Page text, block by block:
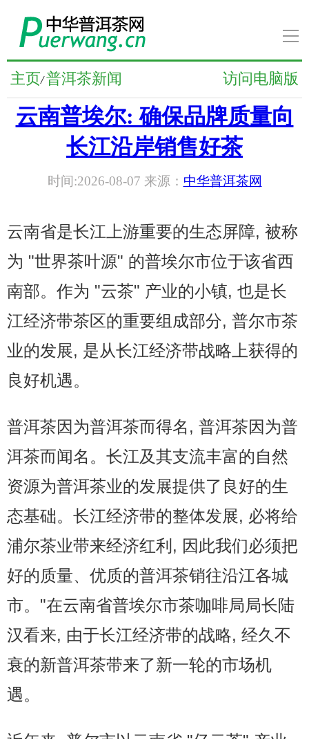
导
普洱茶知识
普洱茶文化
普洱茶养生
普洱茶品牌
普洱茶评测
普洱茶产品
普洱茶美容
茶商茶农
茶具茶几
访问电脑版
主页/ 普洱茶新闻
云南普埃尔: 确保品牌质量向
长江沿岸销售好茶
时间:2026-08-07 来源： 中华普洱茶网
云南省是长江上游重要的生态屏障, 被称
为 "世界茶叶源" 的普埃尔市位于该省西
南部。作为 "云茶" 产业的小镇, 也是长
江经济带茶区的重要组成部分, 普尔市茶
业的发展, 是从长江经济带战略上获得的
良好机遇。
普洱茶因为普洱茶而得名, 普洱茶因为普
洱茶而闻名。长江及其支流丰富的自然
资源为普洱茶业的发展提供了良好的生
态基础。长江经济带的整体发展, 必将给
浦尔茶业带来经济红利, 因此我们必须把
好的质量、优质的普洱茶销往沿江各城
市。"在云南省普埃尔市茶咖啡局局长陆
汉看来, 由于长江经济带的战略, 经久不
衰的新普洱茶带来了新一轮的市场机
遇。